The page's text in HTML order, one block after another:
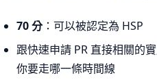
70 分：可以被認定為 HSP
跟快速申請 PR 直接相關的
你要走哪一條時間線